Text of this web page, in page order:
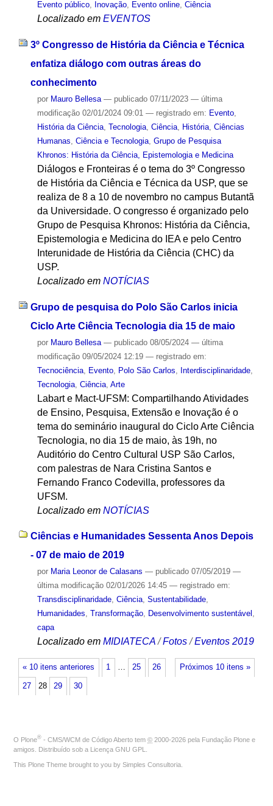
Evento público, Inovação, Evento online, Ciência
Localizado em EVENTOS
3º Congresso de História da Ciência e Técnica
enfatiza diálogo com outras áreas do
conhecimento
por Mauro Bellesa — publicado07/11/2023 — última
modificação02/01/2024 09:01 — registrado em: Evento,
História da Ciência, Tecnologia, Ciência, História, Ciências
Humanas Ciência e Tecnologia, Grupo de Pesquisa
Khronos: História da Ciência, Epistemologia e Medicina
Diálogos e Fronteiras é o tema do 3º Congresso
de História da Ciência e Técnica da USP, que se
realiza de 8 a 10 de novembro no campus Butantã
da Universidade. O congresso é organizado pelo
Grupo de Pesquisa Khronos: História da Ciência,
Epistemologia e Medicina do IEA e pelo Centro
Interunidade de História da Ciência (CHC) da
USP.
Localizado em NOTÍCIAS
Grupo de pesquisa do Polo São Carlos inicia
Ciclo Arte Ciência Tecnologia dia 15 de maio
por Mauro Bellesa — publicado08/05/2024 — última
modificação09/05/2024 12:19 — registrado em:
Tecnociência, Evento, Polo São Carlos Interdisciplinaridade,
Tecnologia, Ciência, Arte
Labart e Mact-UFSM: Compartilhando Atividades
de Ensino, Pesquisa, Extensão e Inovação é o
tema do seminário inaugural do Ciclo Arte Ciência
Tecnologia, no dia 15 de maio, às 19h, no
Auditório do Centro Cultural USP São Carlos,
com palestras de Nara Cristina Santos e
Fernando Franco Codevilla, professores da
UFSM.
Localizado em NOTÍCIAS
Ciências e Humanidades Sessenta Anos Depois
- 07 de maio de 2019
por Maria Leonor de Calasans — publicado07/05/2019 —
última modificação02/01/2026 14:45 — registrado em:
Transdisciplinaridade, Ciência, Sustentabilidade,
Humanidades, Transformação, Desenvolvimento sustentável ,
capa
Localizado em MIDIATECA /Fotos /Eventos 2019
« 10 itens anteriores Próximos 10 itens »
1 … 25 26
27 28 29 30
O Plone® - CMS/WCM de Código Aberto tem © 2000-2026 pela Fundação Plone e
amigos. Distribuído sob a Licença GNU GPL
This Plone Theme brought to you by Simples Consultoria